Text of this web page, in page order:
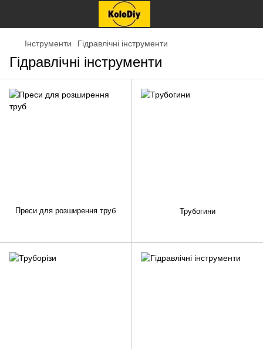
Інструменти Гідравлічні інструменти
Гідравлічні інструменти
Преси для розширення труб Трубогини